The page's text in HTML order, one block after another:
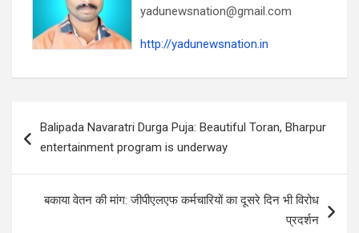
yadunewsnation@gmail.com
http://yadunewsnation.in
navigation
Balipada Navaratri Durga Puja: Beautiful Toran, Bharpur
entertainment program is underway
बकाया वेतन की मांग: जीपीएलएफ कर्मचारियों का दूसरे दिन भी विरोध
प्रदर्शन